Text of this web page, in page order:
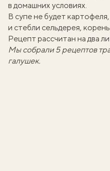
в домашних условиях.
В супе не будет
и стебли сельдерея,
Рецепт рассчитан на два
Мы собрали5 рецептов
галушек.